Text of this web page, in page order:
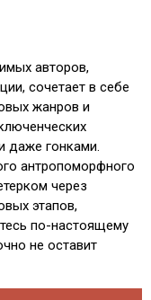
авторов,
сочетает в себе
жанров и
даже гонками.
антропоморфного
через
этапов,
по-настоящему
не оставит